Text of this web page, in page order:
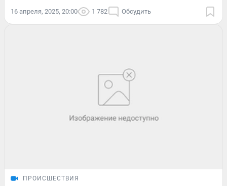
16 апреля, 2025, 20:00 1 782 Обсудить
ПРОИСШЕСТВИЯ